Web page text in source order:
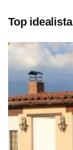
Top idealista